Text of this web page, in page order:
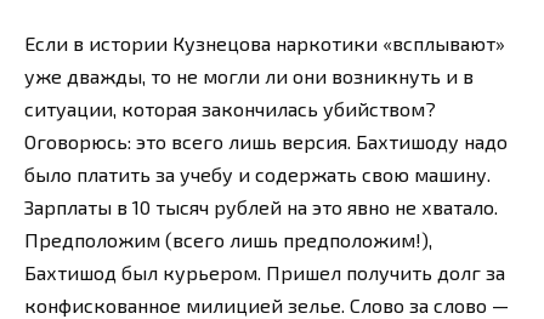
Если в истории Кузнецова наркотики «всплывают»
уже дважды, то не могли ли они возникнуть и в
ситуации, которая закончилась убийством?
Оговорюсь: это всего лишь версия. Бахтишоду надо
было платить за учебу и содержать свою машину.
Зарплаты в 10 тысяч рублей на это явно не хватало.
Предположим (всего лишь предположим!),
Бахтишод был курьером. Пришел получить долг за
конфискованное милицией зелье. Слово за слово —